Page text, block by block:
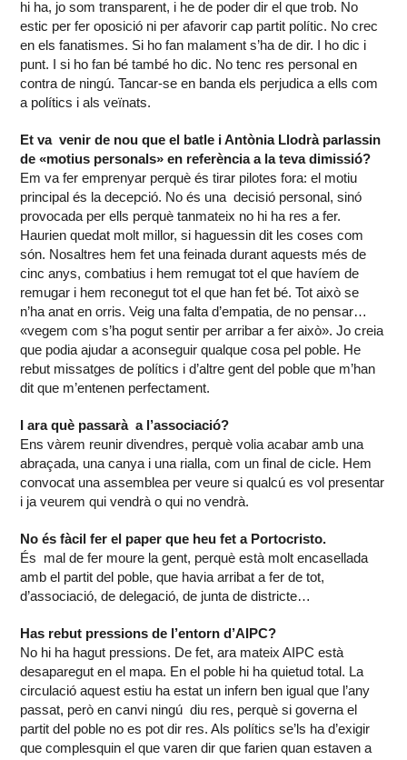
hi ha, jo som transparent, i he de poder dir el que trob. No
estic per fer oposició ni per afavorir cap partit polític. No crec
en els fanatismes. Si ho fan malament s’ha de dir. I ho dic i
punt. I si ho fan bé també ho dic. No tenc res personal en
contra de ningú. Tancar-se en banda els perjudica a ells com
a polítics i als veïnats.
Et va venir de nou que el batle i Antònia Llodrà parlassin
de «motius personals» en referència a la teva dimissió?
Em va fer emprenyar perquè és tirar pilotes fora: el motiu
principal és la decepció. No és una decisió personal, sinó
provocada per ells perquè tanmateix no hi ha res a fer.
Haurien quedat molt millor, si haguessin dit les coses com
són. Nosaltres hem fet una feinada durant aquests més de
cinc anys, combatius i hem remugat tot el que havíem de
remugar i hem reconegut tot el que han fet bé. Tot això se
n’ha anat en orris. Veig una falta d’empatia, de no pensar…
«vegem com s’ha pogut sentir per arribar a fer això». Jo creia
que podia ajudar a aconseguir qualque cosa pel poble. He
rebut missatges de polítics i d’altre gent del poble que m’han
dit que m’entenen perfectament.
I ara què passarà a l’associació?
Ens vàrem reunir divendres, perquè volia acabar amb una
abraçada, una canya i una rialla, com un final de cicle. Hem
convocat una assemblea per veure si qualcú es vol presentar
i ja veurem qui vendrà o qui no vendrà.
No és fàcil fer el paper que heu fet a Portocristo.
És mal de fer moure la gent, perquè està molt encasellada
amb el partit del poble, que havia arribat a fer de tot,
d’associació, de delegació, de junta de districte…
Has rebut pressions de l’entorn d’AIPC?
No hi ha hagut pressions. De fet, ara mateix AIPC està
desaparegut en el mapa. En el poble hi ha quietud total. La
circulació aquest estiu ha estat un infern ben igual que l’any
passat, però en canvi ningú diu res, perquè si governa el
partit del poble no es pot dir res. Als polítics se’ls ha d’exigir
que complesquin el que varen dir que farien quan estaven a